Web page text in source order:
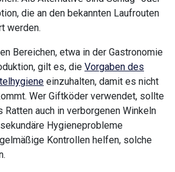
die an den bekannten Laufrouten
werden.
Bereichen, etwa in der Gastronomie
gilt es, die Vorgaben des
einzuhalten, damit es nicht
Wer Giftköder verwendet, sollte
auch in verborgenen Winkeln
Hygieneprobleme
Kontrollen helfen, solche